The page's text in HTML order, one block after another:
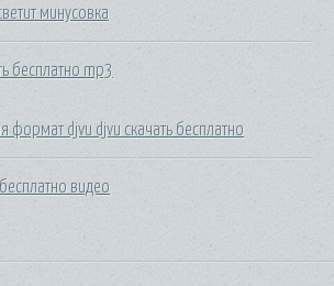
минусовка
бесплатно mp3
формат djvu djvu скачать бесплатно
видео